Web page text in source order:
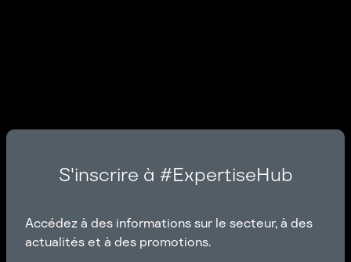
S'inscrire à #ExpertiseHub
Accédez à des informations sur le secteur, à des
actualités et à des promotions.